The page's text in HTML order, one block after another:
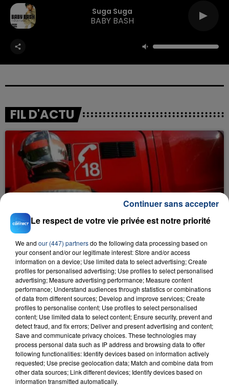
Suga Suga
BABY BASH
FIL D'ACTU
23 juillet 2026
INCENDIE MORTEL À LENS : UNE FEMME ET
SON BÉBÉ ENTRE LA VIE ET LA...
Un homme s'est immolé par le feu après avoir
aspergé sa compagne et leur bébé de trois mois
d'un liquide inflammable.
20 juillet 2026
UNE ADOLESCENTE DEVANT SE FAIRE
OPÉRER DE LA CHEVILLE RESSORT DE LA...
La famille a porté plainte contre la clinique qui a
Le respect de votre vie privée est notre priorité
We and our (447) partnersdo the following data processing based on
your consent and/or our legitimate interest: Store and/or access
information on a device; Use limited data to select advertising; Create
profiles for personalised advertising; Use profiles to select personalised
advertising; Measure advertising performance; Measure content
performance; Understand audiences through statistics or combinations
of data from different sources; Develop and improve services; Create
profiles to personalise content; Use profiles to select personalised
content; Use limited data to select content; Ensure security, prevent and
detect fraud, and fix errors; Deliver and present advertising and content;
Save and communicate privacy choices. These technologies may
process personal data such as IP address and browsing data to offer
following functionalities: Identify devices based on information actively
requested; Use precise geolocation data; Match and combine data from
other data sources; Link different devices; Identify devices based on
information transmitted automatically.
Continuer sans accepter